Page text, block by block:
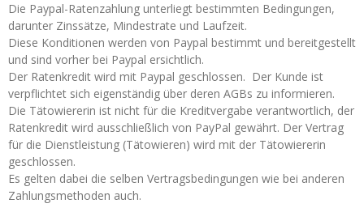
Die Paypal-Ratenzahlung unterliegt bestimmten Bedingungen,
darunter Zinssätze, Mindestrate und Laufzeit.
Diese Konditionen werden von Paypal bestimmt und bereitgestellt
und sind vorher bei Paypal ersichtlich.
Der Ratenkredit wird mit Paypal geschlossen. Der Kunde ist
verpflichtet sich eigenständig über deren AGBs zu informieren.
Die Tätowiererin ist nicht für die Kreditvergabe verantwortlich, der
Ratenkredit wird ausschließlich von PayPal gewährt. Der Vertrag
für die Dienstleistung (Tätowieren) wird mit der Tätowiererin
geschlossen.
Es gelten dabei die selben Vertragsbedingungen wie bei anderen
Zahlungsmethoden auch.